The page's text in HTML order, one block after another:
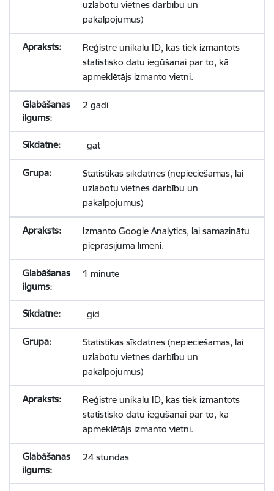
uzlabotu vietnes darbību un
pakalpojumus)
Reģistrē unikālu ID, kas tiek izmantots
statistisko datu iegūšanai par to, kā
apmeklētājs izmanto vietni.
2 gadi
_gat
Statistikas sīkdatnes (nepieciešamas, lai
uzlabotu vietnes darbību un
pakalpojumus)
Izmanto Google Analytics, lai samazinātu
pieprasījuma līmeni.
1 minūte
_gid
Statistikas sīkdatnes (nepieciešamas, lai
uzlabotu vietnes darbību un
pakalpojumus)
Reģistrē unikālu ID, kas tiek izmantots
statistisko datu iegūšanai par to, kā
apmeklētājs izmanto vietni.
24 stundas